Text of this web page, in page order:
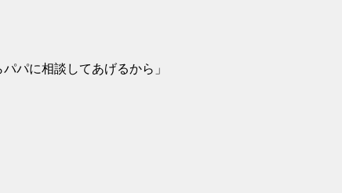
パに相談してあげるから」